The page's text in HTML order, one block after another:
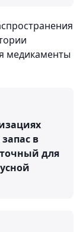
медикаменты
в
для